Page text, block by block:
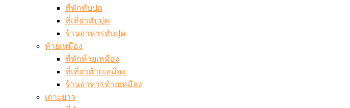
ที่พักทับปุด
ที่เที่ยวทับปุด
ร้านอาหารทับปุด
ท้ายเหมือง
ที่พักท้ายเหมือง
ที่เที่ยวท้ายเหมือง
ร้านอาหารท้ายเหมือง
เกาะยาว